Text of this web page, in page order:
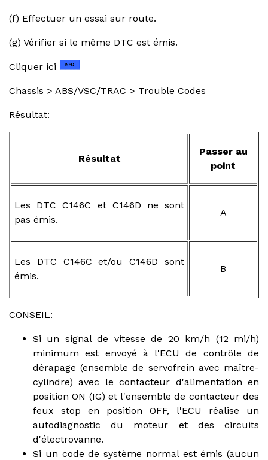
(f) Effectuer un essai sur route.
(g) Vérifier si le même DTC est émis.
Cliquer ici
Chassis > ABS/VSC/TRAC > Trouble Codes
Résultat:
Résultat
Passer au
point
Les DTC C146C et C146D ne sont
pas émis.
A
Les DTC C146C et/ou C146D sont
émis.
B
CONSEIL:
Si un signal de vitesse de 20 km/h (12 mi/h)
minimum est envoyé à l'ECU de contrôle de
dérapage (ensemble de servofrein avec maître-
cylindre) avec le contacteur d'alimentation en
position ON (IG) et l'ensemble de contacteur des
feux stop en position OFF, l'ECU réalise un
autodiagnostic du moteur et des circuits
d'électrovanne.
Si un code de système normal est émis (aucun